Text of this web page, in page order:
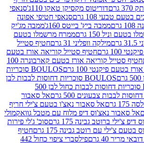
דוריטוס מקסיקן טאקו 110ג'
סנאפי
גרם
סנאפי חטיפי אפונה
ביץ' בייטס 160ג'
ממבה מג'יק
ממרח מרשמלו בטעם
וופליני 31 גרם
חטיף סטייל
חטיף סטייל קוריאה אורז בטעם
חטיף סטייל קוריאה אורז בטעם קארבונרה 100
100 גרם
BOULOS סוכריות
BOULOS סוכריות דחוסות לבבות לבן
BOULOS סוכריות דחוסות לבבות כחול לבן 500
אל סאבור
אל סאבור נאצ'ו בטעם צ'ילי חריף
דיפ מלוח עם מטבל גוואקמולי
175 גרם
סוכ' ג'לי פירות
גבינה 175 גרם
חטיף
פילסברי ציפוי כחול 442